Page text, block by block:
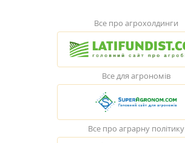
Все про агрохолдинги
Все для агрономів
Все про аграрну політику